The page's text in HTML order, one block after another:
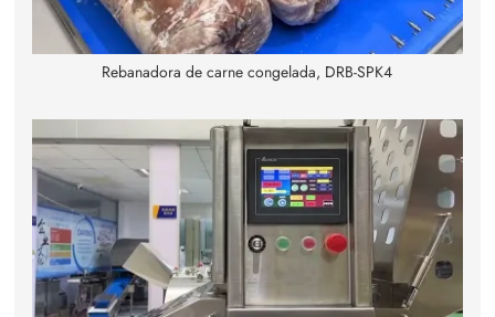
Rebanadora de carne congelada, DRB-SPK4